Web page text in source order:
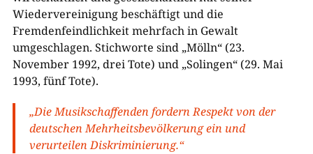
Wiedervereinigung beschäftigt und die
Fremdenfeindlichkeit mehrfach in Gewalt
umgeschlagen. Stichworte sind „Mölln“ (23.
November 1992, drei Tote) und „Solingen“ (29. Mai
1993, fünf Tote).
„Die Musikschaffenden fordern Respekt von der
deutschen Mehrheitsbevölkerung ein und
verurteilen Diskriminierung.“